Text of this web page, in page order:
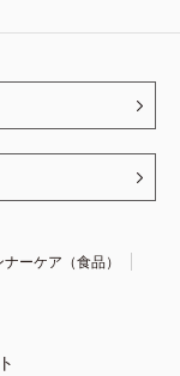
ナーケア（食品）